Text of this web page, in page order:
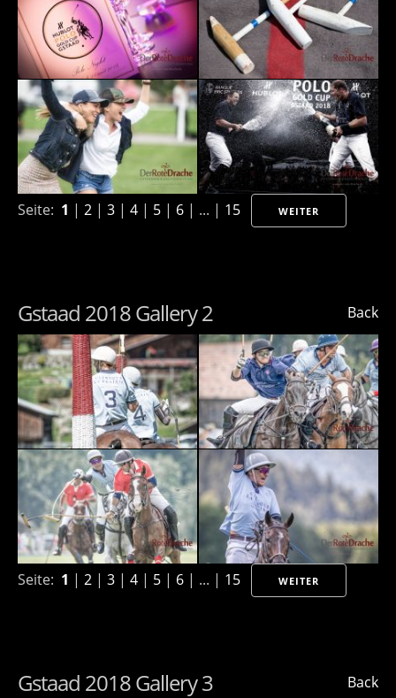
Seite: 1 | 2 | 3 | 4 | 5 | 6 | ... | 15 WEITER
Back
Gstaad 2018 Gallery 2
Seite: 1 | 2 | 3 | 4 | 5 | 6 | ... | 15 WEITER
Back
Gstaad 2018 Gallery 3